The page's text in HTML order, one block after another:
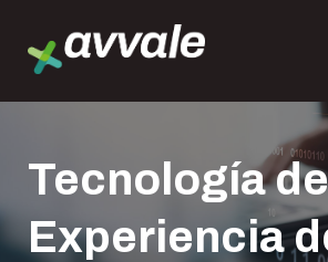
Tecnología
Experiencia